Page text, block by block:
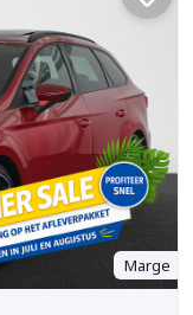
Marge